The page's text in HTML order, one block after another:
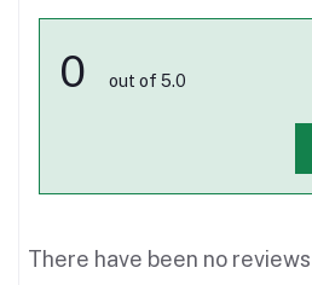
0 out of 5.0
There have been no